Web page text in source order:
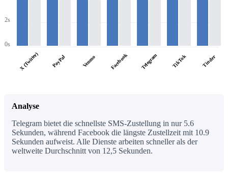
2s
0s
X (Twitter) PayPal Venmo Facebook Telegram TikTok Tinder
Analyse
Telegram bietet die schnellste SMS-Zustellung in nur 5.6
Sekunden, während Facebook die längste Zustellzeit mit 10.9
Sekunden aufweist. Alle Dienste arbeiten schneller als der
weltweite Durchschnitt von 12,5 Sekunden.